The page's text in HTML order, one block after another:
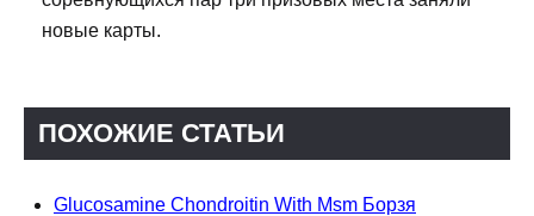
новые карты.
ПОХОЖИЕ СТАТЬИ
Glucosamine Chondroitin With Msm Борзя